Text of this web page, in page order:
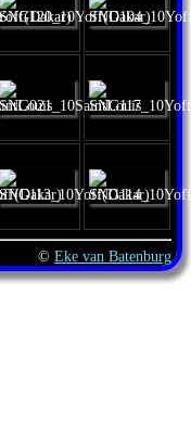
© Eke van Batenburg